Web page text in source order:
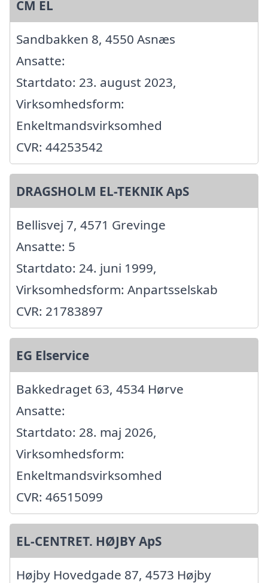
CM EL
Sandbakken 8, 4550 Asnæs
Ansatte:
Startdato: 23. august 2023,
Virksomhedsform:
Enkeltmandsvirksomhed
CVR: 44253542
DRAGSHOLM EL-TEKNIK ApS
Bellisvej 7, 4571 Grevinge
Ansatte: 5
Startdato: 24. juni 1999,
Virksomhedsform: Anpartsselskab
CVR: 21783897
EG Elservice
Bakkedraget 63, 4534 Hørve
Ansatte:
Startdato: 28. maj 2026,
Virksomhedsform:
Enkeltmandsvirksomhed
CVR: 46515099
EL-CENTRET. HØJBY ApS
Højby Hovedgade 87, 4573 Højby